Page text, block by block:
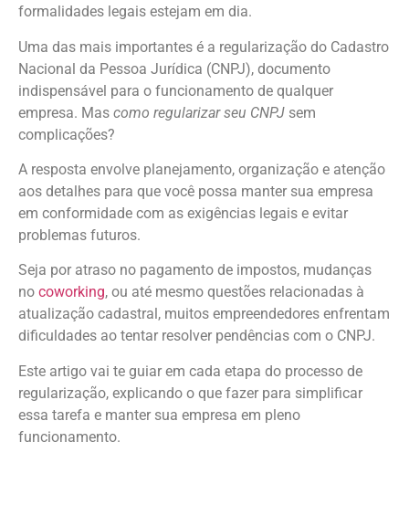
formalidades legais estejam em dia.
Uma das mais importantes é a regularização do Cadastro
Nacional da Pessoa Jurídica (CNPJ), documento
indispensável para o funcionamento de qualquer
empresa. Mas como regularizar seu CNPJ sem
complicações?
A resposta envolve planejamento, organização e atenção
aos detalhes para que você possa manter sua empresa
em conformidade com as exigências legais e evitar
problemas futuros.
Seja por atraso no pagamento de impostos, mudanças
no coworking, ou até mesmo questões relacionadas à
atualização cadastral, muitos empreendedores enfrentam
dificuldades ao tentar resolver pendências com o CNPJ.
Este artigo vai te guiar em cada etapa do processo de
regularização, explicando o que fazer para simplificar
essa tarefa e manter sua empresa em pleno
funcionamento.